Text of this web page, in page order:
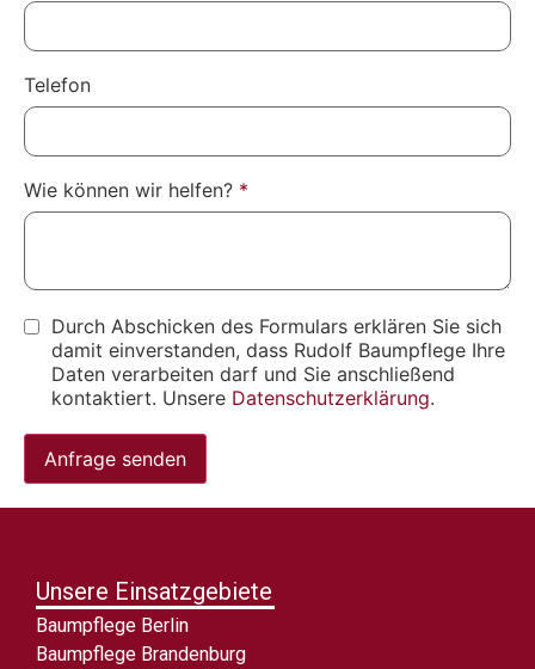
Telefon
Wie können wir helfen? *
Durch Abschicken des Formulars erklären Sie sich
damit einverstanden, dass Rudolf Baumpflege Ihre
Daten verarbeiten darf und Sie anschließend
kontaktiert. Unsere Datenschutzerklärung.
Anfrage senden
Unsere Einsatzgebiete
Baumpflege Berlin
Baumpflege Brandenburg